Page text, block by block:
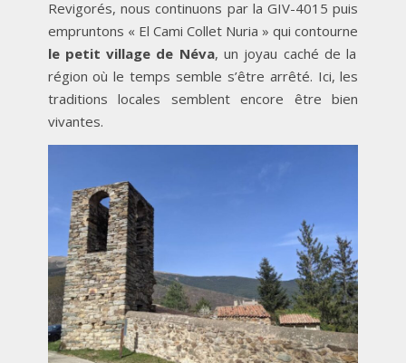
Revigorés, nous continuons par la GIV-4015 puis
empruntons « El Cami Collet Nuria » qui contourne
le petit village de Néva, un joyau caché de la
région où le temps semble s’être arrêté. Ici, les
traditions locales semblent encore être bien
vivantes.